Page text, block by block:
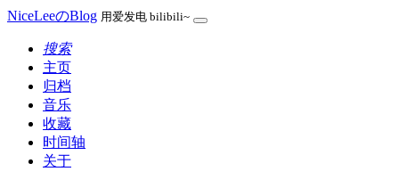
NiceLeeのBlog 用爱发电 bilibili~
搜索
主页
归档
音乐
收藏
时间轴
关于